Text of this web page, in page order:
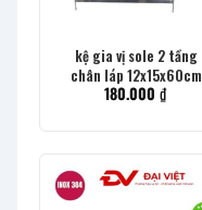
kệ gia vị sole 2 tầng
chân láp 12x15x60cm
180.000 ₫